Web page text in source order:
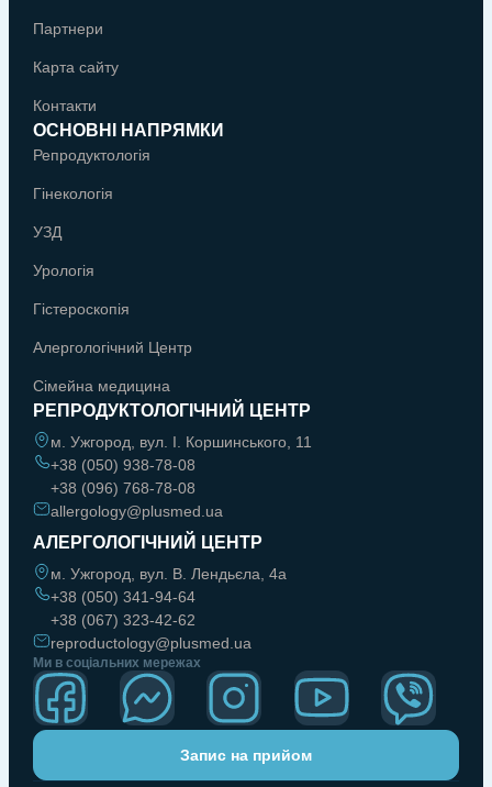
Партнери
Карта сайту
Контакти
ОСНОВНІ НАПРЯМКИ
Репродуктологія
Гінекологія
УЗД
Урологія
Гістероскопія
Алергологічний Центр
Сімейна медицина
РЕПРОДУКТОЛОГІЧНИЙ ЦЕНТР
м. Ужгород, вул. І. Коршинського, 11
+38 (050) 938-78-08
+38 (096) 768-78-08
allergology@plusmed.ua
АЛЕРГОЛОГІЧНИЙ ЦЕНТР
м. Ужгород, вул. В. Лендьєла, 4а
+38 (050) 341-94-64
+38 (067) 323-42-62
reproductology@plusmed.ua
Ми в соціальних мережах
Запис на прийом